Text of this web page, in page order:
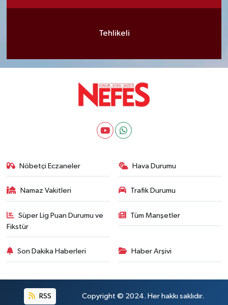
Tehlikeli
Nöbetçi Eczaneler Hava Durumu
Namaz Vakitleri Trafik Durumu
Süper Lig Puan Durumu ve
Fikstür
Tüm Manşetler
Son Dakika Haberleri Haber Arşivi
RSS Copyright © 2024. Her hakkı saklıdır.